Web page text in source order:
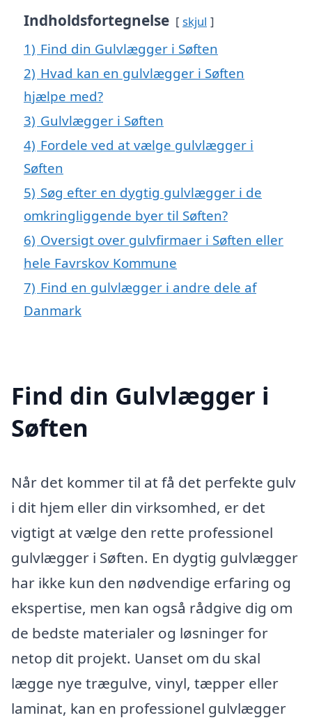
Indholdsfortegnelse skjul
1) Find din Gulvlægger i Søften
2) Hvad kan en gulvlægger i Søften
hjælpe med?
3) Gulvlægger i Søften
4) Fordele ved at vælge gulvlægger i
Søften
5) Søg efter en dygtig gulvlægger i de
omkringliggende byer til Søften?
6) Oversigt over gulvfirmaer i Søften eller
hele Favrskov Kommune
7) Find en gulvlægger i andre dele af
Danmark
Find din Gulvlægger i
Søften
Når det kommer til at få det perfekte gulv
i dit hjem eller din virksomhed, er det
vigtigt at vælge den rette professionel
gulvlægger i Søften. En dygtig gulvlægger
har ikke kun den nødvendige erfaring og
ekspertise, men kan også rådgive dig om
de bedste materialer og løsninger for
netop dit projekt. Uanset om du skal
lægge nye trægulve, vinyl, tæpper eller
laminat, kan en professionel gulvlægger